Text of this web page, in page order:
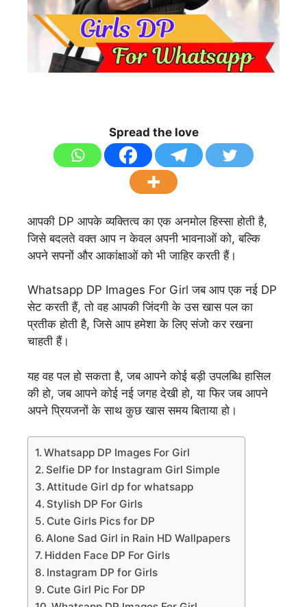
Spread the love
आपकी DP आपके व्यक्तित्व का एक अनमोल हिस्सा होती है,
जिसे बदलते वक्त आप न केवल अपनी भावनाओं को, बल्कि
अपने सपनों और आकांक्षाओं को भी जाहिर करती हैं।
Whatsapp DP Images For Girl जब आप एक नई DP
सेट करती हैं, तो वह आपकी जिंदगी के उस खास पल का
प्रतीक होती है, जिसे आप हमेशा के लिए संजो कर रखना
चाहती हैं।
यह वह पल हो सकता है, जब आपने कोई बड़ी उपलब्धि हासिल
की हो, जब आपने कोई नई जगह देखी हो, या फिर जब आपने
अपने प्रियजनों के साथ कुछ खास समय बिताया हो।
Whatsapp DP Images For Girl
Selfie DP for Instagram Girl Simple
Attitude Girl dp for whatsapp
Stylish DP For Girls
Cute Girls Pics for DP
Alone Sad Girl in Rain HD Wallpapers
Hidden Face DP For Girls
Instagram DP for Girls
Cute Girl Pic For DP